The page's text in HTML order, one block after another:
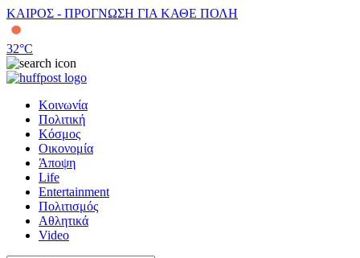
ΚΑΙΡΟΣ - ΠΡΟΓΝΩΣΗ ΓΙΑ ΚΑΘΕ ΠΟΛΗ
32°C
Κοινωνία
Πολιτική
Κόσμος
Οικονομία
Άποψη
Life
Entertainment
Πολιτισμός
Αθλητικά
Video